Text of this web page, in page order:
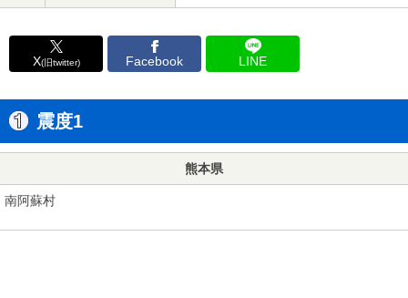
X(旧twitter) Facebook LINE
震度1
熊本県
南阿蘇村